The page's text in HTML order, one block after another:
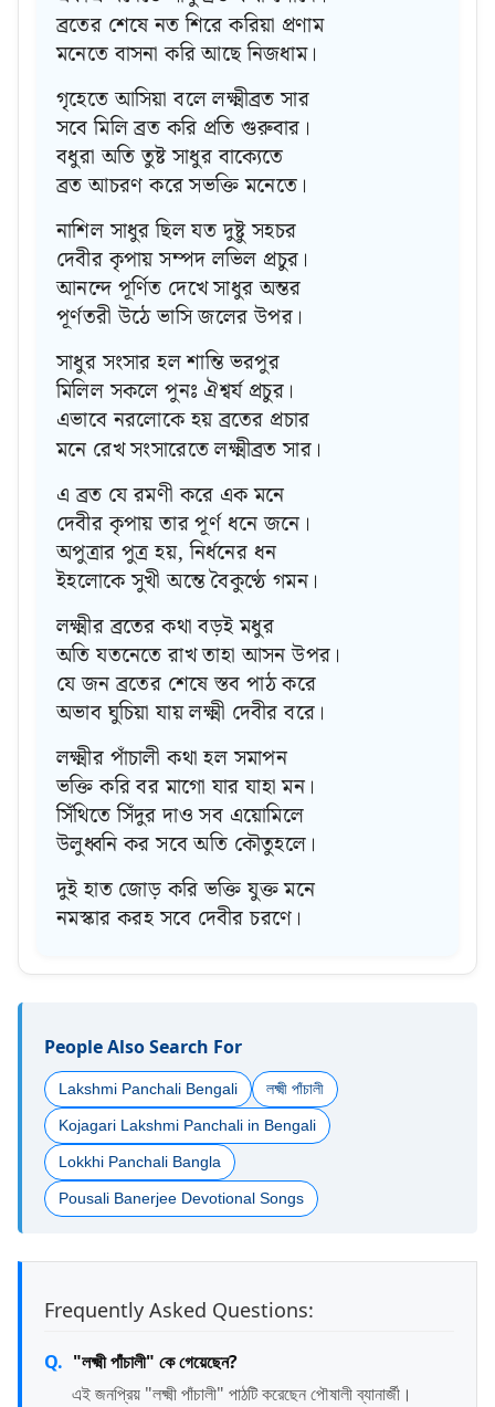
ব্রতের শেষে নত শিরে করিয়া প্রণাম
মনেতে বাসনা করি আছে নিজধাম।
গৃহেতে আসিয়া বলে লক্ষ্মীব্রত সার
সবে মিলি ব্রত করি প্রতি গুরুবার।
বধুরা অতি তুষ্ট সাধুর বাক্যেতে
ব্রত আচরণ করে সভক্তি মনেতে।
নাশিল সাধুর ছিল যত দুষ্টু সহচর
দেবীর কৃপায় সম্পদ লভিল প্রচুর।
আনন্দে পূর্ণিত দেখে সাধুর অন্তর
পূর্ণতরী উঠে ভাসি জলের উপর।
সাধুর সংসার হল শান্তি ভরপুর
মিলিল সকলে পুনঃ ঐশ্বর্য প্রচুর।
এভাবে নরলোকে হয় ব্রতের প্রচার
মনে রেখ সংসারেতে লক্ষ্মীব্রত সার।
এ ব্রত যে রমণী করে এক মনে
দেবীর কৃপায় তার পূর্ণ ধনে জনে।
অপুত্রার পুত্র হয়, নির্ধনের ধন
ইহলোকে সুখী অন্তে বৈকুণ্ঠে গমন।
লক্ষ্মীর ব্রতের কথা বড়ই মধুর
অতি যতনেতে রাখ তাহা আসন উপর।
যে জন ব্রতের শেষে স্তব পাঠ করে
অভাব ঘুচিয়া যায় লক্ষ্মী দেবীর বরে।
লক্ষ্মীর পাঁচালী কথা হল সমাপন
ভক্তি করি বর মাগো যার যাহা মন।
সিঁথিতে সিঁদুর দাও সব এয়োমিলে
উলুধ্বনি কর সবে অতি কৌতুহলে।
দুই হাত জোড় করি ভক্তি যুক্ত মনে
নমস্কার করহ সবে দেবীর চরণে।
People Also Search For
Lakshmi Panchali Bengali লক্ষ্মী পাঁচালী
Kojagari Lakshmi Panchali in Bengali
Lokkhi Panchali Bangla
Pousali Banerjee Devotional Songs
Frequently Asked Questions:
"লক্ষ্মী পাঁচালী" কে গেয়েছেন?
এই জনপ্রিয় "লক্ষ্মী পাঁচালী" পাঠটি করেছেন পৌষালী ব্যানার্জী।